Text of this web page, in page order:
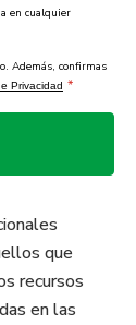
en cualquier
Además, confirmas
Privacidad *
que
recursos
en las